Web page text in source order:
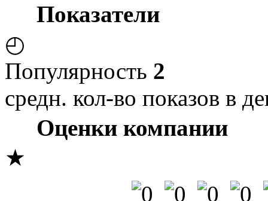
Показатели
◴
Популярность 2
средн. кол-во показов в
Оценки компании
★